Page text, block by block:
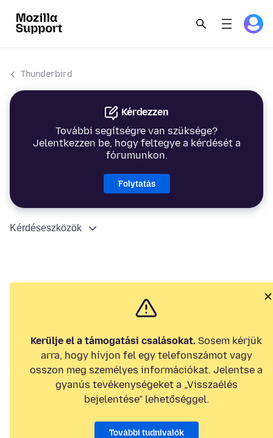
Thunderbird
Kérdezzen
További segítségre van szüksége?
Jelentkezzen be, hogy feltegye a kérdését a
fórumunkon.
Folytatás
Kérdéseszközök
Kerülje el a támogatási csalásokat. Sosem kérjük
arra, hogy hívjon fel egy telefonszámot vagy
osszon meg személyes információkat. Jelentse a
gyanús tevékenységeket a „Visszaélés
bejelentése” lehetőséggel.
További tudnivalók